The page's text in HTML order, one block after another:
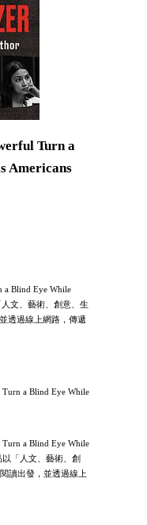
Turn a
Americans
a Blind Eye While
文、藝術、創意、生
透過線上網路，傳遞
a Blind Eye While
a Blind Eye While
「人文、藝術、創
讀出發，並透過線上